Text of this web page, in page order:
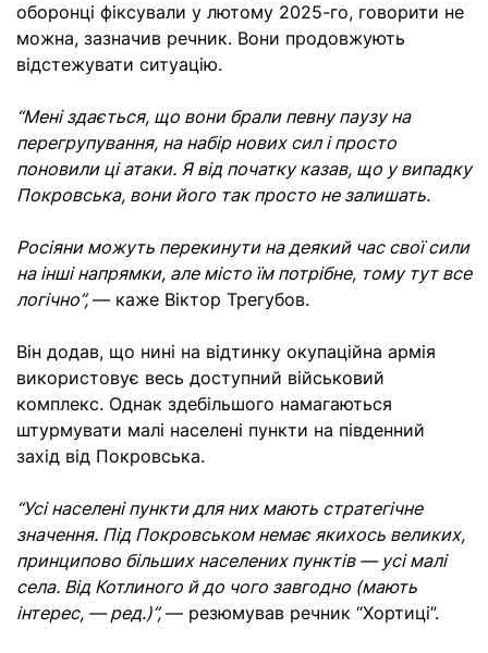
оборонці фіксували у лютому 2025-го, говорити не
можна, зазначив речник. Вони продовжують
відстежувати ситуацію.
“Мені здається, що вони брали певну паузу на
перегрупування, на набір нових сил і просто
поновили ці атаки. Я від початку казав, що у випадку
Покровська, вони його так просто не залишать.
Росіяни можуть перекинути на деякий час свої сили
на інші напрямки, але місто їм потрібне, тому тут все
логічно”, — каже Віктор Трегубов.
Він додав, що нині на відтинку окупаційна армія
використовує весь доступний військовий
комплекс. Однак здебільшого намагаються
штурмувати малі населені пункти на південний
захід від Покровська.
“Усі населені пункти для них мають стратегічне
значення. Під Покровськом немає якихось великих,
принципово більших населених пунктів — усі малі
села. Від Котлиного й до чого завгодно (мають
інтерес, — ред.)”, — резюмував речник “Хортиці”.